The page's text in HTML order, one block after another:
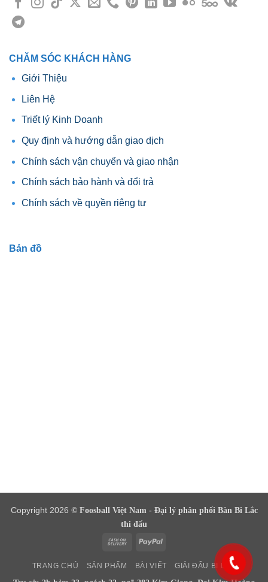
CHĂM SÓC KHÁCH HÀNG
Giới Thiệu
Liên Hệ
Triết lý Kinh Doanh
Quy định và hướng dẫn giao dịch
Chính sách vận chuyển và giao nhận
Chính sách bảo hành và đổi trả
Chính sách về quyền riêng tư
Bản đồ
Copyright 2026 © Foosball Việt Nam - Đại lý phân phối Bàn Bi Lắc
thi đấu
Cash
Delivery
PayPal
TRANG CHỦ SẢN PHẨM BÀI VIẾT GIẢI ĐẤU BI LẮC